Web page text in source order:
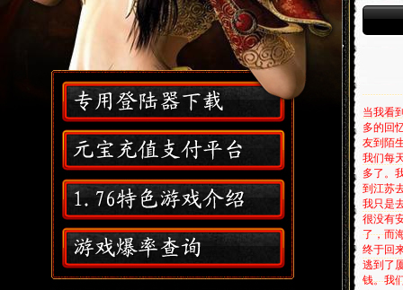
,
当我看
多的回
友到陌
我们每
多了。
到江苏
我只是
很没有
了，而
终于回
逃到了
钱。我